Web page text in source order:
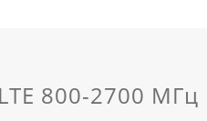
800-2700 МГц